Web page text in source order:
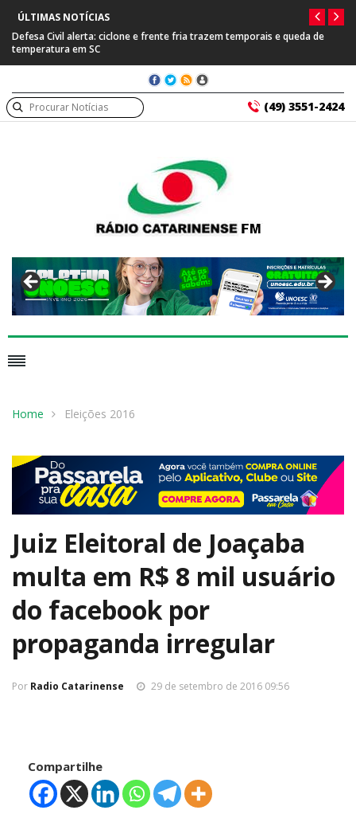
ÚLTIMAS NOTÍCIAS
Defesa Civil alerta: ciclone e frente fria trazem temporais e queda de
temperatura em SC
(49) 3551-2424
Home Eleições 2016
Juiz Eleitoral de Joaçaba
multa em R$ 8 mil usuário
do facebook por
propaganda irregular
Por Radio Catarinense 29 de setembro de 2016 09:56
Compartilhe